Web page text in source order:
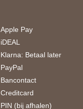
Apple Pay
iDEAL
Klarna: Betaal later
PayPal
Bancontact
Creditcard
PIN (bij afhalen)